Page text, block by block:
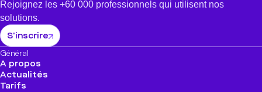
Rejoignez les +60 000 professionnels qui utilisent nos
solutions.
S'inscrire
Général
A propos
Actualités
Tarifs